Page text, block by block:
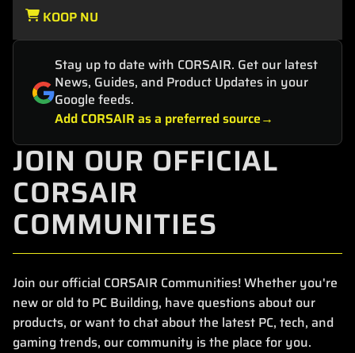
KOOP NU
Stay up to date with CORSAIR. Get our latest
News, Guides, and Product Updates in your
Google feeds.
Add CORSAIR as a preferred source
JOIN OUR OFFICIAL
CORSAIR
COMMUNITIES
Join our official CORSAIR Communities! Whether you're
new or old to PC Building, have questions about our
products, or want to chat about the latest PC, tech, and
gaming trends, our community is the place for you.